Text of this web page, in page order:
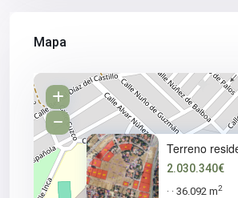
Mapa
Terreno
2.030.340€
· · 36.092 m2